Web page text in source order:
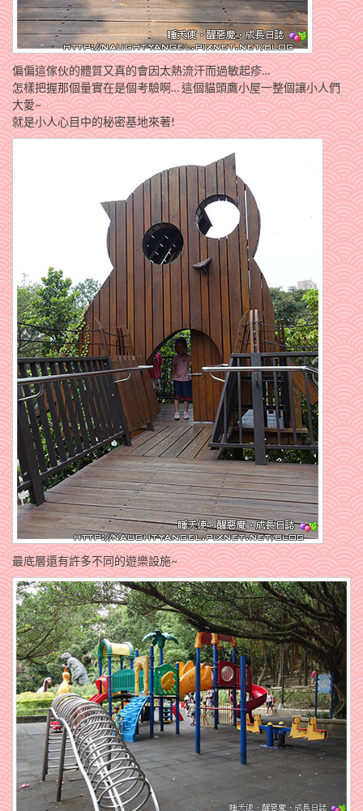
偏偏這傢伙的體質又真的會因太熱流汗而過敏起疹…
怎樣把握那個量實在是個考驗啊… 這個貓頭鷹小屋一整個讓小人們
大愛~
就是小人心目中的秘密基地來著!
最底層還有許多不同的遊樂設施~